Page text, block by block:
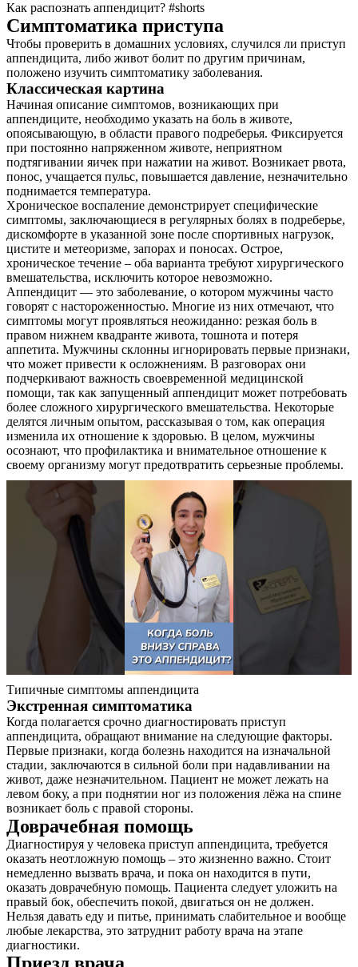
О нас
Услуги
Акции
Отзывы
Контакты
Как распознать аппендицит? #shorts
Симптоматика приступа
Чтобы проверить в домашних условиях, случился ли приступ
аппендицита, либо живот болит по другим причинам,
положено изучить симптоматику заболевания.
Классическая картина
Начиная описание симптомов, возникающих при
аппендиците, необходимо указать на боль в животе,
опоясывающую, в области правого подреберья. Фиксируется
при постоянно напряженном животе, неприятном
подтягивании яичек при нажатии на живот. Возникает рвота,
понос, учащается пульс, повышается давление, незначительно
поднимается температура.
Хроническое воспаление демонстрирует специфические
симптомы, заключающиеся в регулярных болях в подреберье,
дискомфорте в указанной зоне после спортивных нагрузок,
цистите и метеоризме, запорах и поносах. Острое,
хроническое течение – оба варианта требуют хирургического
вмешательства, исключить которое невозможно.
Аппендицит — это заболевание, о котором мужчины часто
говорят с настороженностью. Многие из них отмечают, что
симптомы могут проявляться неожиданно: резкая боль в
правом нижнем квадранте живота, тошнота и потеря
аппетита. Мужчины склонны игнорировать первые признаки,
что может привести к осложнениям. В разговорах они
подчеркивают важность своевременной медицинской
помощи, так как запущенный аппендицит может потребовать
более сложного хирургического вмешательства. Некоторые
делятся личным опытом, рассказывая о том, как операция
изменила их отношение к здоровью. В целом, мужчины
осознают, что профилактика и внимательное отношение к
своему организму могут предотвратить серьезные проблемы.
Типичные симптомы аппендицита
Экстренная симптоматика
Когда полагается срочно диагностировать приступ
аппендицита, обращают внимание на следующие факторы.
Первые признаки, когда болезнь находится на изначальной
стадии, заключаются в сильной боли при надавливании на
живот, даже незначительном. Пациент не может лежать на
левом боку, а при поднятии ног из положения лёжа на спине
возникает боль с правой стороны.
Доврачебная помощь
Диагностируя у человека приступ аппендицита, требуется
оказать неотложную помощь – это жизненно важно. Стоит
немедленно вызвать врача, и пока он находится в пути,
оказать доврачебную помощь. Пациента следует уложить на
правый бок, обеспечить покой, двигаться он не должен.
Нельзя давать еду и питье, принимать слабительное и вообще
любые лекарства, это затруднит работу врача на этапе
диагностики.